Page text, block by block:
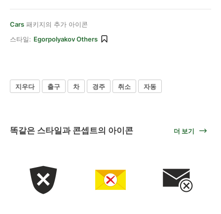
Cars 패키지의 추가 아이콘
스타일: Egorpolyakov Others
지우다 출구 차 경주 취소 자동
똑같은 스타일과 콘셉트의 아이콘 더 보기